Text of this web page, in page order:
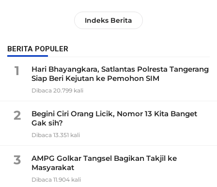
Indeks Berita
BERITA POPULER
1
Hari Bhayangkara, Satlantas Polresta Tangerang
Siap Beri Kejutan ke Pemohon SIM
Dibaca 20.799 kali
2
Begini Ciri Orang Licik, Nomor 13 Kita Banget
Gak sih?
Dibaca 13.351 kali
3
AMPG Golkar Tangsel Bagikan Takjil ke
Masyarakat
Dibaca 11.904 kali